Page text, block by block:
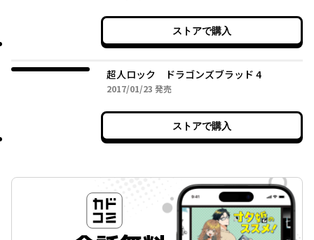
ストアで購入
超人ロック ドラゴンズブラッド 4
2017/01/23 2017年01月23日
発売
ストアで購入